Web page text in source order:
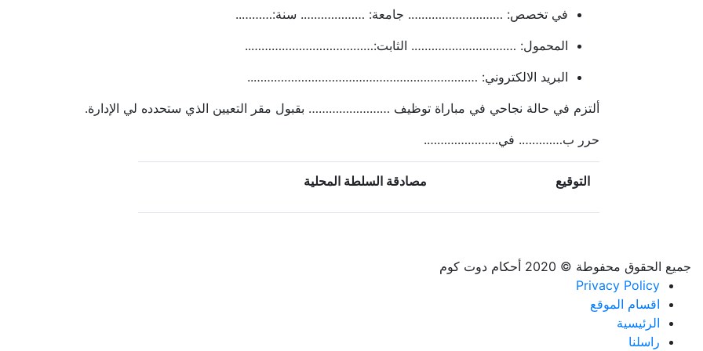
في تخصص: ………………………. جامعة: ………………. سنة:………..
المحمول: …………………………. الثابت:………………………………..
البريد الالكتروني: …………………………………………………………..
ألتزم في حالة نجاحي في مباراة توظيف …………………… بقبول مقر التعيين الذي ستحدده لي الإدارة.
حرر ب…………. في………………….
التوقيع مصادقة السلطة المحلية
جميع الحقوق محفوطة © 2020 أحكام دوت كوم
Privacy Policy
اقسام الموقع
الرئيسية
راسلنا